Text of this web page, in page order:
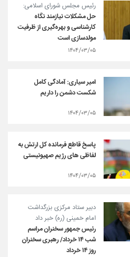
رئیس مجلس شورای اسلامی:
حل مشکلات نیازمند نگاه
کارشناسی و بهره‌گیری از ظرفیت
مولدسازی است
۱۴۰۴/۰۳/۰۵
امیر سیاری: آمادگی کامل
شکست دشمن را داریم
۱۴۰۴/۰۳/۰۵
پاسخ قاطع فرمانده کل ارتش به
لفاظی های رژیم صهیونیستی
۱۴۰۴/۰۳/۰۵
دبیر ستاد مرکزی بزرگداشت
امام خمینی (ره) خبر داد
رئیس جمهور سخنران مراسم
شب ۱۴ خرداد/ رهبری سخنران
روز ۱۴ خرداد